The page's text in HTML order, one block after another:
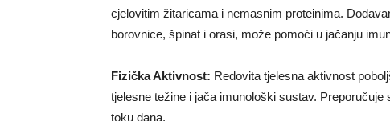
cjelovitim žitaricama i nemasnim proteinima.
borovnice, špinat i orasi, može pomoći u jačanju
Fizička Aktivnost: Redovita tjelesna aktivnost
tjelesne težine i jača imunološki sustav.
toku dana.